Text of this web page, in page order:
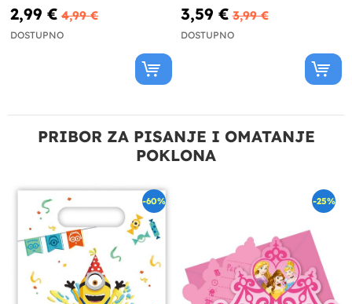
2,99 € 4,99 €
DOSTUPNO
3,59 € 3,99 €
DOSTUPNO
PRIBOR ZA PISANJE I OMATANJE
POKLONA
-60% -25%